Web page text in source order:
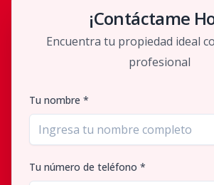
¡Contáctame
Encuentra tu propiedad ideal
profesional
Tu nombre *
Tu número de teléfono *